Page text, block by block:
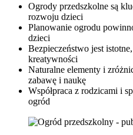
Ogrody przedszkolne są
rozwoju dzieci
Planowanie ogrodu
dzieci
Bezpieczeństwo jest
kreatywności
Naturalne elementy i
zabawę i naukę
Współpraca z rodzicami i
ogród